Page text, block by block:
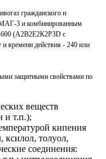
гражданского и
МАГ-3 и комбинированным
(А2В2Е2К2Р3D с
и времени действия - 240 или
защитными свойствами по
веществ
и т.п.);
кипения
ксилол, толуол,
соединения: